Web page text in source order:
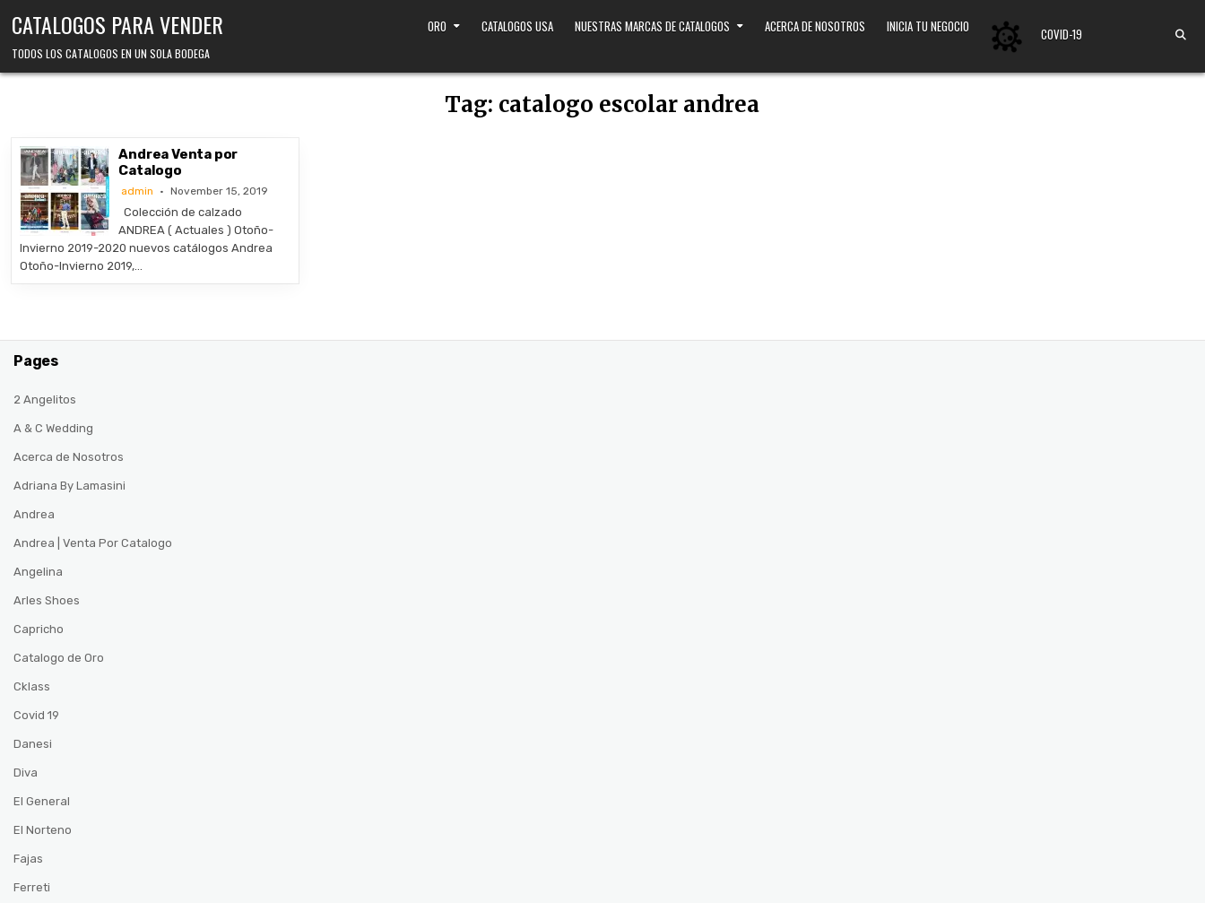
CATALOGOS PARA VENDER
TODOS LOS CATALOGOS EN UN SOLA BODEGA
ORO CATALOGOS USA NUESTRAS MARCAS DE CATALOGOS ACERCA DE NOSOTROS INICIA TU NEGOCIO COVID-19
Tag: catalogo escolar andrea
Andrea Venta por
Catalogo
admin November 15, 2019
Colección de calzado
ANDREA ( Actuales ) Otoño-
Invierno 2019-2020 nuevos catálogos Andrea
Otoño-Invierno 2019,…
Pages
2 Angelitos
A & C Wedding
Acerca de Nosotros
Adriana By Lamasini
Andrea
Andrea | Venta Por Catalogo
Angelina
Arles Shoes
Capricho
Catalogo de Oro
Cklass
Covid 19
Danesi
Diva
El General
El Norteno
Fajas
Ferreti